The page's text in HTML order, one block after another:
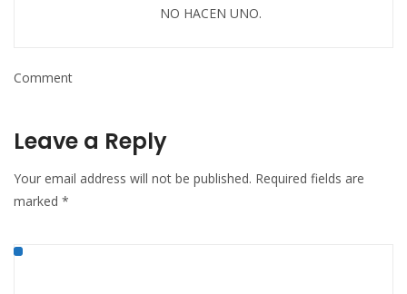
NO HACEN UNO.
Comment
Leave a Reply
Your email address will not be published. Required fields are
marked *